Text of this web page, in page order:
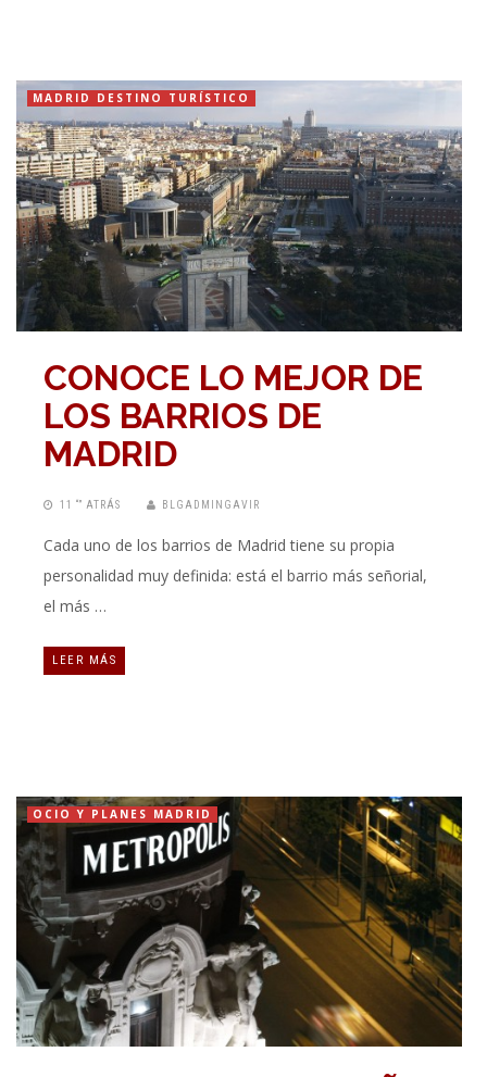
MADRID DESTINO TURÍSTICO
CONOCE LO MEJOR DE
LOS BARRIOS DE
MADRID
11 “” ATRÁS BLGADMINGAVIR
Cada uno de los barrios de Madrid tiene su propia
personalidad muy definida: está el barrio más señorial,
el más …
LEER MÁS
OCIO Y PLANES MADRID